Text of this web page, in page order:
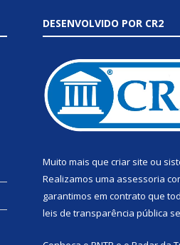
DESENVOLVIDO POR CR2
Muito mais que criar site ou
Realizamos uma assessoria
garantimos em contrato que
leis de transparência pública